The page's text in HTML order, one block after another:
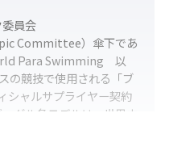
員会
Committee）傘下であ
Para Swimming 以
の競技で使用される「ブ
シャルサプライヤー契約
グル各モデルは、世界中